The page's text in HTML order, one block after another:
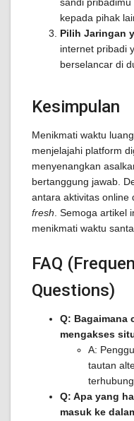
kepada pihak
Pilih Jaringan
internet pribadi
berselancar di
Kesimpulan
Menikmati waktu
menjelajahi platform
menyenangkan
bertanggung jawab.
antara aktivitas online
fresh . Semoga
menikmati waktu
FAQ
Questions)
Q: Bagaimana
mengakses
A:
tautan
Q: Apa yang
masuk ke